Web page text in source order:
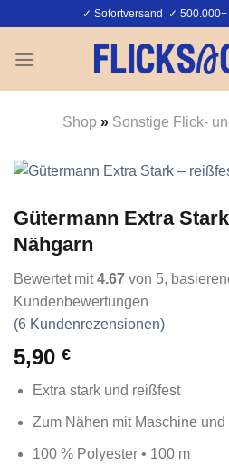
springen
✓ Sofortversand ✓ 500.000+
Shop » Sonstige Flick-
Gütermann Extra
Nähgarn
Bewertet mit4.67 von 5,
Kundenbewertungen
(6 Kundenrezensionen)
5,90 €
Extra stark und reißfest
Zum Nähen mit Maschine und
100 % Polyester • 100 m